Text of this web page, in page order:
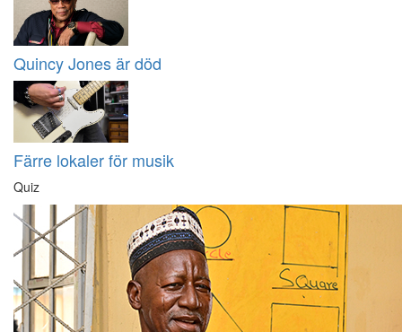
Quincy Jones är död
Färre lokaler för musik
Quiz